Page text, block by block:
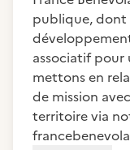
publique, dont
associatif pour
mettons en
de mission
territoire via